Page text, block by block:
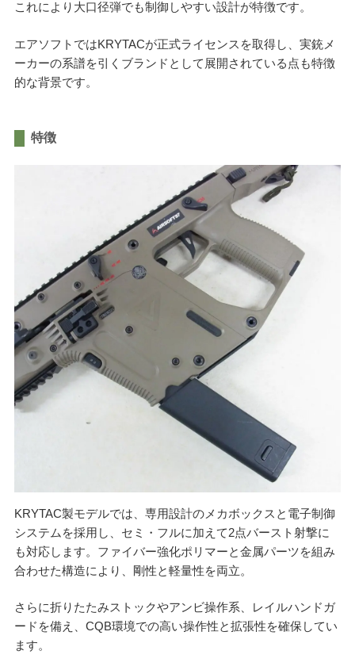
これにより大口径弾でも制御しやすい設計が特徴です。
エアソフトではKRYTACが正式ライセンスを取得し、実銃メ
ーカーの系譜を引くブランドとして展開されている点も特徴
的な背景です。
特徴
KRYTAC製モデルでは、専用設計のメカボックスと電子制御
システムを採用し、セミ・フルに加えて2点バースト射撃に
も対応します。ファイバー強化ポリマーと金属パーツを組み
合わせた構造により、剛性と軽量性を両立。
さらに折りたたみストックやアンビ操作系、レイルハンドガ
ードを備え、CQB環境での高い操作性と拡張性を確保してい
ます。